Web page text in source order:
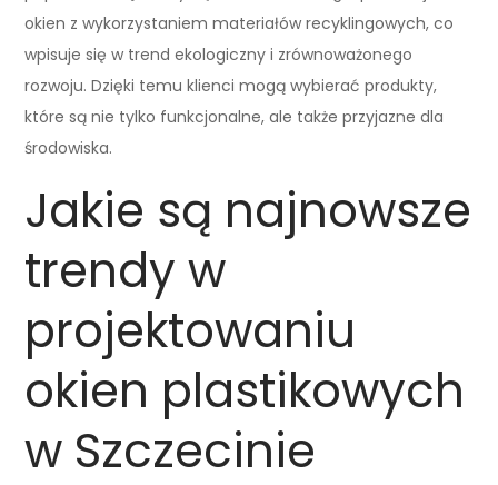
okien z wykorzystaniem materiałów recyklingowych, co
wpisuje się w trend ekologiczny i zrównoważonego
rozwoju. Dzięki temu klienci mogą wybierać produkty,
które są nie tylko funkcjonalne, ale także przyjazne dla
środowiska.
Jakie są najnowsze
trendy w
projektowaniu
okien plastikowych
w Szczecinie